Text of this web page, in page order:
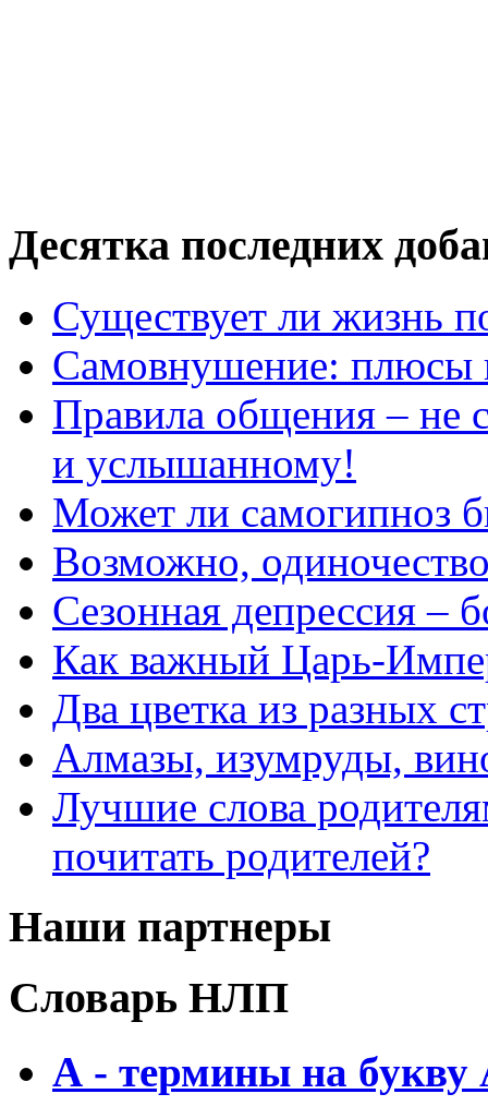
Десятка последних
Существует ли жизнь
Самовнушение: плюсы
Правила общения – не
и услышанному!
Может ли самогипноз
Возможно,
Сезонная депрессия –
Как важный Царь-
Два цветка из разных
Алмазы, изумруды,
Лучшие слова
почитать родителей?
Наши партнеры
Словарь НЛП
А - термины на букву